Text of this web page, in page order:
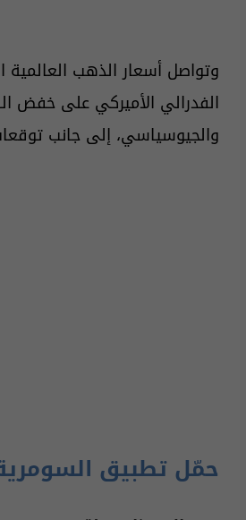
وتواصل أسعار الذهب
الفدرالي الأميركي على خفض
والجيوسياسي، إلى جانب
حمّل تطبيق